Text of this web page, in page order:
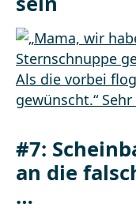
#7:
an die
…